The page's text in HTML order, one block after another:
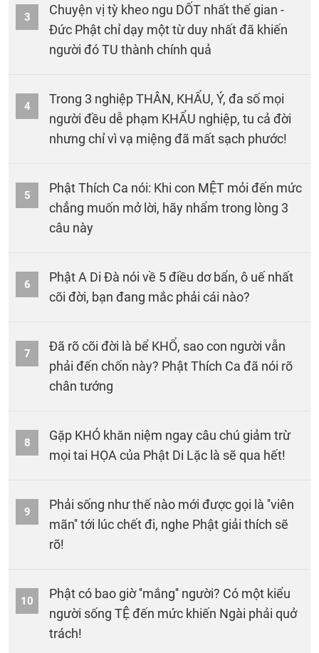
3
Chuyện vị tỳ kheo ngu DỐT nhất thế gian -
Đức Phật chỉ dạy một từ duy nhất đã khiến
người đó TU thành chính quả
4
Trong 3 nghiệp THÂN, KHẨU, Ý, đa số mọi
người đều dễ phạm KHẨU nghiệp, tu cả đời
nhưng chỉ vì vạ miệng đã mất sạch phước!
5
Phật Thích Ca nói: Khi con MỆT mỏi đến mức
chẳng muốn mở lời, hãy nhẩm trong lòng 3
câu này
6
Phật A Di Đà nói về 5 điều dơ bẩn, ô uế nhất
cõi đời, bạn đang mắc phải cái nào?
7
Đã rõ cõi đời là bể KHỔ, sao con người vẫn
phải đến chốn này? Phật Thích Ca đã nói rõ
chân tướng
8
Gặp KHÓ khăn niệm ngay câu chú giảm trừ
mọi tai HỌA của Phật Di Lặc là sẽ qua hết!
9
Phải sống như thế nào mới được gọi là ''viên
mãn'' tới lúc chết đi, nghe Phật giải thích sẽ
rõ!
10
Phật có bao giờ ''mắng'' người? Có một kiểu
người sống TỆ đến mức khiến Ngài phải quở
trách!